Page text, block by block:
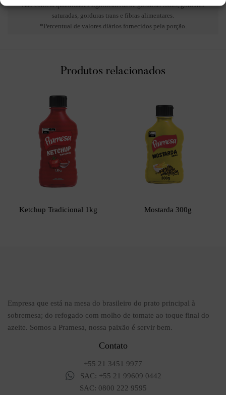
Não contém quantidades significativas de gorduras totais, gorduras
saturadas, gorduras trans e fibras alimentares.
*Percentual de valores diários fornecidos pela porção.
Produtos relacionados
Ketchup Tradicional 1kg Mostarda 300g
Empresa que está na mesa do brasileiro do prato principal à
sobremesa; do refogado com molho de tomate ao toque final do
azeite. Somos a Pramesa, nossa paixão é servir bem.
Contato
+55 21 3451 9977
SAC: +55 21 99609 0442
SAC: 0800 222 9595